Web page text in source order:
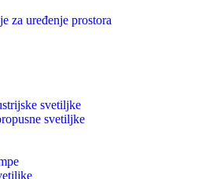
za uređenje prostora
svetiljke
svetiljke